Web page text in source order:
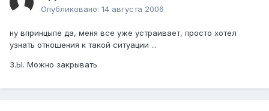
Опубликовано: 14 августа 2006
ну впринцыпе да, меня все уже устраивает, просто хотел
узнать отношения к такой ситуации ...
З.Ы. Можно закрывать